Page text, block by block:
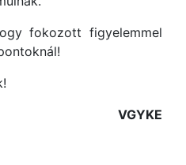
fokozott figyelemmel
VGYKE